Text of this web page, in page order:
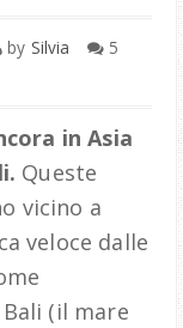
by Silvia
5
in Asia
Queste
vicino a
veloce dalle
(il mare